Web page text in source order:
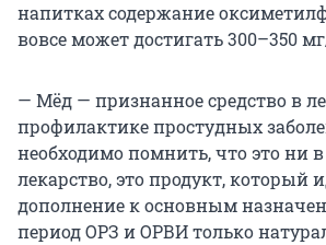
напитках содержание
вовсе может достигать 300–350
— Мёд — признанное средство в
профилактике простудных
необходимо помнить, что это ни
лекарство, это продукт, который
дополнение к основным
период ОРЗ и ОРВИ только